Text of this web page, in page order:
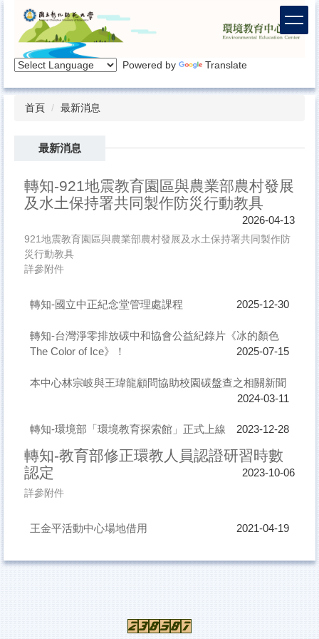
內
Powered by Translate
首頁 最新消息
最新消息
轉知-921地震教育園區與農業部農村發展
及水土保持署共同製作防災行動教具
2026-04-13
921地震教育園區與農業部農村發展及水土保持署共同製作防
災行動教具
詳參附件
轉知-國立中正紀念堂管理處課程 2025-12-30
轉知-台灣淨零排放碳中和協會公益紀錄片《冰的顏色
The Color of Ice》！
2025-07-15
本中心林宗岐與王瑋龍顧問協助校園碳盤查之相關新聞
2024-03-11
轉知-環境部「環境教育探索館」正式上線 2023-12-28
轉知-教育部修正環教人員認證研習時數
認定
2023-10-06
詳參附件
王金平活動中心場地借用 2021-04-19